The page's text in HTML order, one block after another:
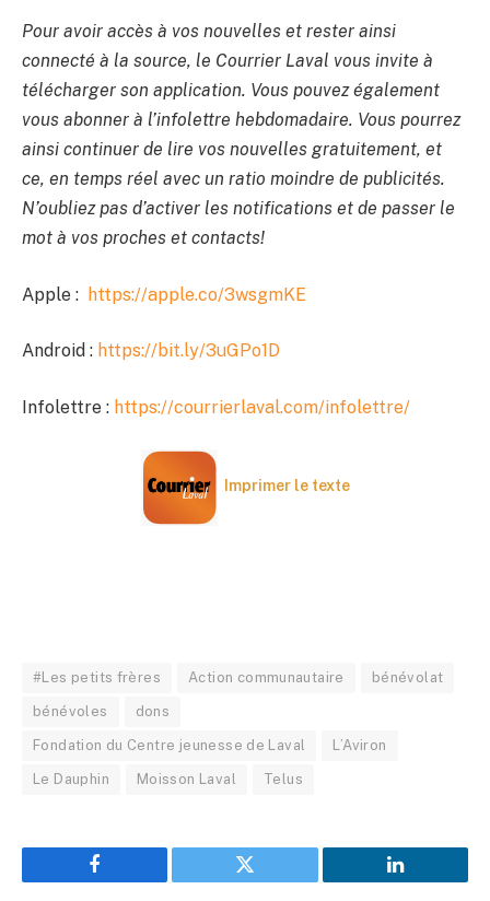
Pour avoir accès à vos nouvelles et rester ainsi
connecté à la source, le Courrier Laval vous invite à
télécharger son application. Vous pouvez également
vous abonner à l’infolettre hebdomadaire. Vous pourrez
ainsi continuer de lire vos nouvelles gratuitement, et
ce, en temps réel avec un ratio moindre de publicités.
N’oubliez pas d’activer les notifications et de passer le
mot à vos proches et contacts!
Apple : https://apple.co/3wsgmKE
Android : https://bit.ly/3uGPo1D
Infolettre : https://courrierlaval.com/infolettre/
Imprimer le texte
#Les petits frères Action communautaire bénévolat
bénévoles dons
Fondation du Centre jeunesse de Laval L’Aviron
Le Dauphin Moisson Laval Telus
Facebook Twitter LinkedIn